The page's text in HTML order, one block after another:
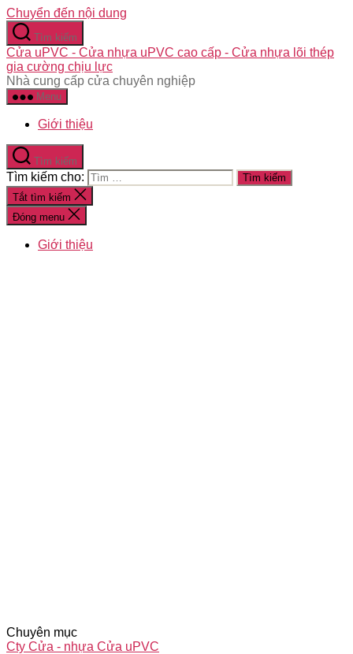
Chuyển đến nội dung
Tìm kiếm
Cửa uPVC - Cửa nhựa uPVC cao cấp - Cửa nhựa lõi thép
gia cường chịu lực
Nhà cung cấp cửa chuyên nghiệp
Menu
Giới thiệu
Tìm kiếm
Tìm kiếm cho:
Tắt tìm kiếm
Đóng menu
Giới thiệu
Chuyên mục
Cty Cửa - nhựa Cửa uPVC